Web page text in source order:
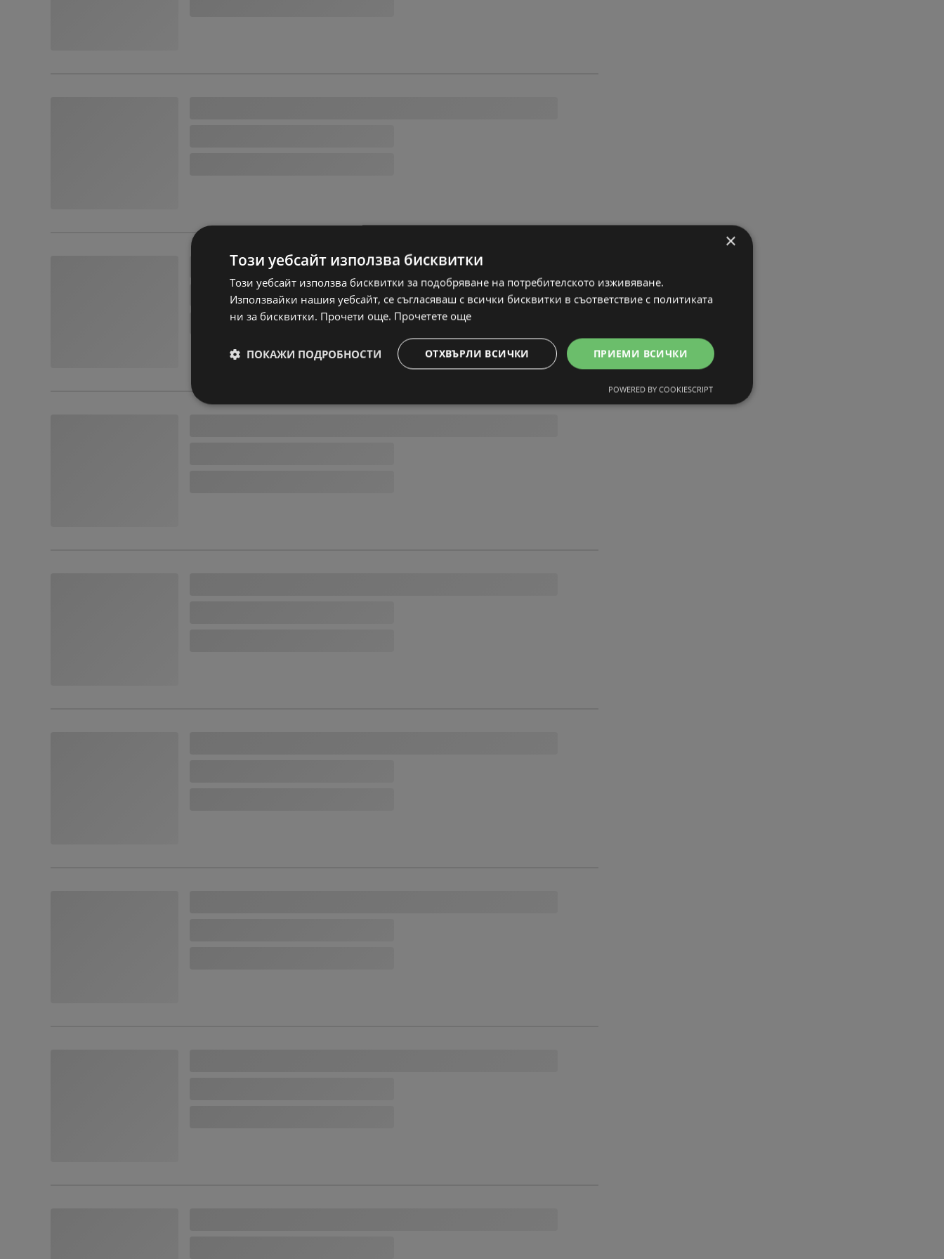
×
Този уебсайт използва бисквитки
Този уебсайт използва бисквитки за подобряване на потребителското изживяване.
Използвайки нашия уебсайт, се съгласяваш с всички бисквитки в съответствие с политиката
ни за бисквитки. Прочети още. Прочетете още
ПРИЕМИ ВСИЧКИ
ОТХВЪРЛИ ВСИЧКИ
ПОКАЖИ ПОДРОБНОСТИ
POWERED BY COOKIESCRIPT